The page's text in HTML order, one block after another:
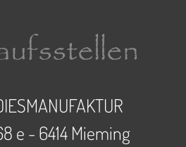
e - 6414 Mieming